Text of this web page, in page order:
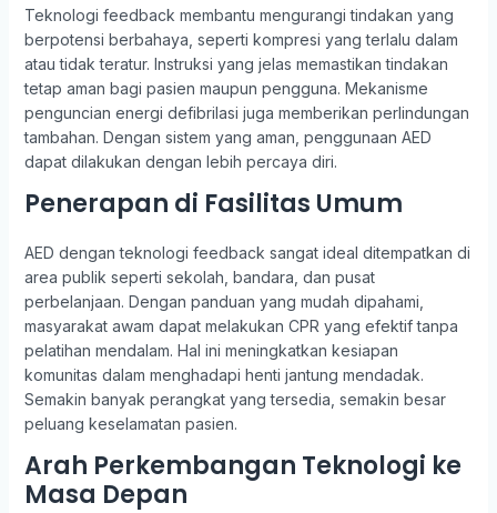
Teknologi feedback membantu mengurangi tindakan yang
berpotensi berbahaya, seperti kompresi yang terlalu dalam
atau tidak teratur. Instruksi yang jelas memastikan tindakan
tetap aman bagi pasien maupun pengguna. Mekanisme
penguncian energi defibrilasi juga memberikan perlindungan
tambahan. Dengan sistem yang aman, penggunaan AED
dapat dilakukan dengan lebih percaya diri.
Penerapan di Fasilitas Umum
AED dengan teknologi feedback sangat ideal ditempatkan di
area publik seperti sekolah, bandara, dan pusat
perbelanjaan. Dengan panduan yang mudah dipahami,
masyarakat awam dapat melakukan CPR yang efektif tanpa
pelatihan mendalam. Hal ini meningkatkan kesiapan
komunitas dalam menghadapi henti jantung mendadak.
Semakin banyak perangkat yang tersedia, semakin besar
peluang keselamatan pasien.
Arah Perkembangan Teknologi ke
Masa Depan